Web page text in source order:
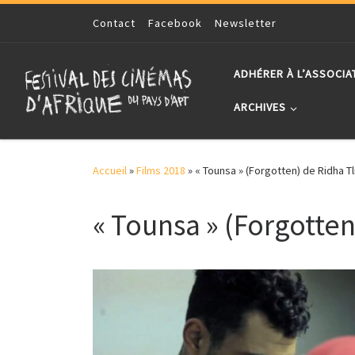
Skip to contentContact Facebook Newsletter
ADHÉRER À
ARCHIVES
Accueil»Films 2018 » « Tounsa » (Forgotten) de Ridha
« Tounsa »